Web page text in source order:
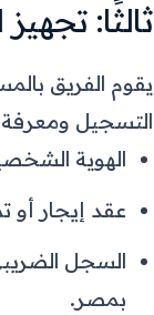
ثالثًا:
يقوم الفريق
التسجيل
الهوية
عقد إيجار أو
السجل
بمصر.